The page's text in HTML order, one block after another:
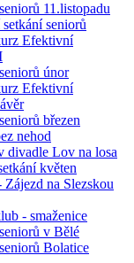
11.listopadu
seniorů
Efektivní
únor
Efektivní
březen
nehod
divadle Lov na losa
květen
Zájezd na Slezskou
- smaženice
v Bělé
Bolatice